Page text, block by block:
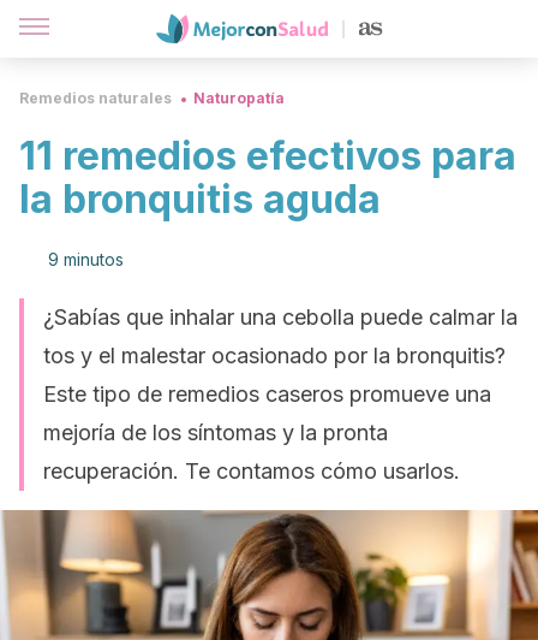
Remedios naturales Naturopatía
11 remedios efectivos para
la bronquitis aguda
9 minutos
¿Sabías que inhalar una cebolla puede calmar la
tos y el malestar ocasionado por la bronquitis?
Este tipo de remedios caseros promueve una
mejoría de los síntomas y la pronta
recuperación. Te contamos cómo usarlos.